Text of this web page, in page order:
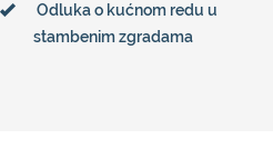
Odluka o kućnom redu u
stambenim zgradama